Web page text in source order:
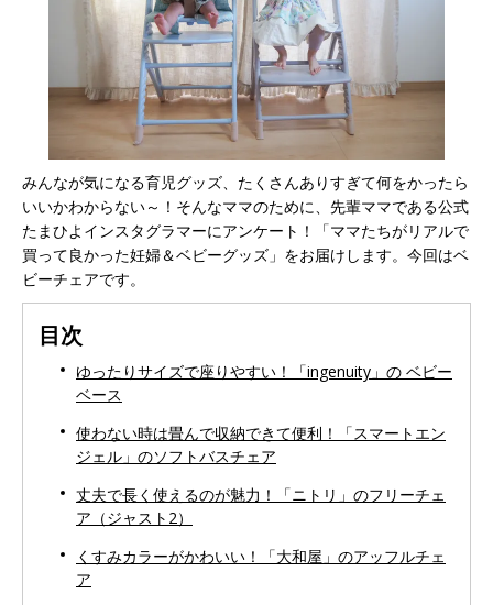
みんなが気になる育児グッズ、たくさんありすぎて何をかったら
いいかわからない～！そんなママのために、先輩ママである公式
たまひよインスタグラマーにアンケート！「ママたちがリアルで
買って良かった妊婦＆ベビーグッズ」をお届けします。今回はベ
ビーチェアです。
目次
ゆったりサイズで座りやすい！「ingenuity」の ベビー
ベース
使わない時は畳んで収納できて便利！「スマートエン
ジェル」のソフトバスチェア
丈夫で長く使えるのが魅力！「ニトリ」のフリーチェ
ア（ジャスト2）
くすみカラーがかわいい！「大和屋」のアッフルチェ
ア